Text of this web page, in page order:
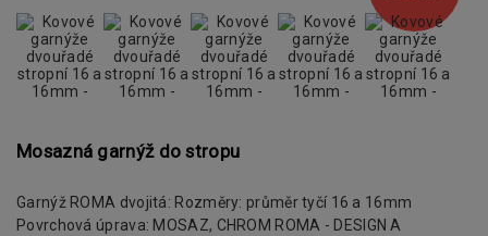
Mosazná garnýž do stropu
Garnýž ROMA dvojitá: Rozměry: průměr tyčí 16 a 16mm
Povrchová úprava: MOSAZ, CHROM ROMA - DESIGN A